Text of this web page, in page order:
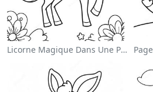
Licorne Magique Dans Une Page À Colorier Arc-En-Ciel